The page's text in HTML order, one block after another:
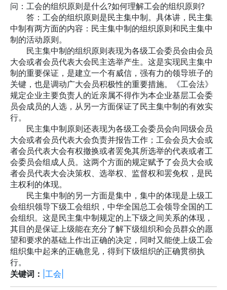
问：工会的组织原则是什么?如何理解工会的组织原则?
答：工会的组织原则是民主集中制。具体讲，民主集
中制有两方面的内容：民主集中制的组织原则和民主集中
制的活动原则。
民主集中制的组织原则表现为各级工会委员会由会员
大会或者会员代表大会民主选举产生。这是实现民主集中
制的重要保证，是建立一个有威信，强有力的领导班子的
关键，也是调动广大会员积极性的重要措施。《工会法》
规定企业主要负责人的近亲属不得作为本企业基层工会委
员会成员的人选，从另一方面保证了民主集中制的有效实
行。
民主集中制原则还表现为各级工会委员会向同级会员
大会或者会员代表大会负责并报告工作；工会会员大会或
者会员代表大会有权撤换或者罢免其所选举的代表或者工
会委员会组成人员。这两个方面的规定赋予了会员大会或
者会员代表大会决策权、选举权、监督权和罢免权，是民
主权利的体现。
民主集中制的另一方面是集中，集中的体现是上级工
会组织领导下级工会组织，中华全国总工会领导全国的工
会组织。这是民主集中制规定的上下级之间关系的体现，
其目的是保证上级能在充分了解下级组织和会员群众的愿
望和要求的基础上作出正确的决定，同时又能使上级工会
组织集中起来的正确意见，得到下级组织的正确贯彻执
行。
关键词： |工会|